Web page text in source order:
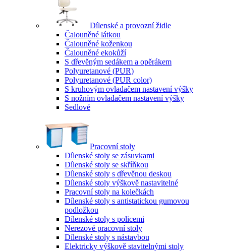
Dílenské a provozní židle
Čalouněné látkou
Čalouněné koženkou
Čalouněné ekokůží
S dřevěným sedákem a opěrákem
Polyuretanové (PUR)
Polyuretanové (PUR color)
S kruhovým ovladačem nastavení výšky
S nožním ovladačem nastavení výšky
Sedlové
Pracovní stoly
Dílenské stoly se zásuvkami
Dílenské stoly se skříňkou
Dílenské stoly s dřevěnou deskou
Dílenské stoly výškově nastavitelné
Pracovní stoly na kolečkách
Dílenské stoly s antistatickou gumovou
podložkou
Dílenské stoly s policemi
Nerezové pracovní stoly
Dílenské stoly s nástavbou
Elektricky výškově stavitelnými stoly